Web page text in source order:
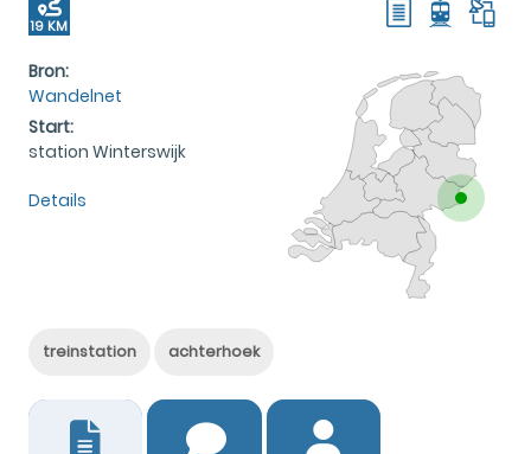
19 KM
Bron:
Wandelnet
Start:
station Winterswijk
Details
treinstation achterhoek